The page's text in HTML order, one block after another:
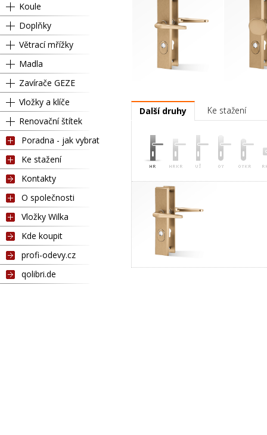
Koule
Doplňky
Větrací mřížky
Madla
Zavírače GEZE
Vložky a klíče
Renovační štítek
Poradna - jak vybrat
Ke stažení
Kontakty
O společnosti
Vložky Wilka
Kde koupit
profi-odevy.cz
qolibri.de
Další druhy Ke stažení